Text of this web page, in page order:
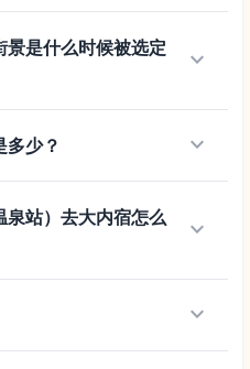
景是什么时候被选定
keyboard_arrow_down
多少？ keyboard_arrow_down
泉站）去大内宿怎么
keyboard_arrow_down
keyboard_arrow_down